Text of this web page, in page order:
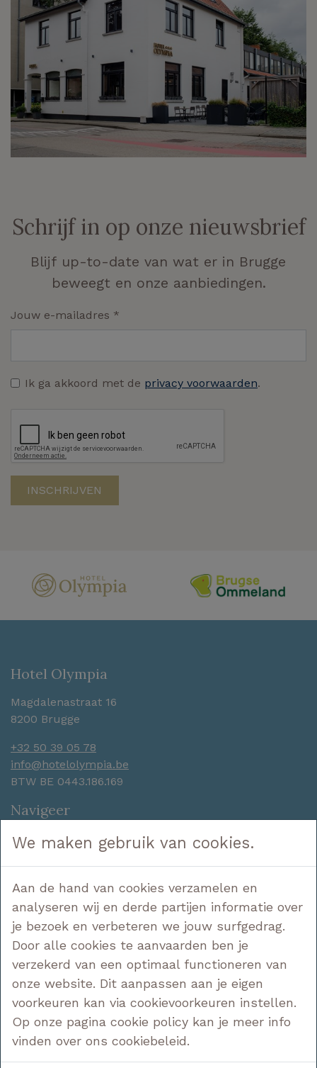
Schrijf in op onze nieuwsbrief
Blijf up-to-date van wat er in Brugge
beweegt en onze aanbiedingen.
Jouw e-mailadres *
Ik ga akkoord met de privacy voorwaarden.
Hotel Olympia
Magdalenastraat 16
8200 Brugge
+32 50 39 05 78
info@hotelolympia.be
BTW BE 0443.186.169
Navigeer
Hotel
Ontdekken
Aanbiedingen
Contact
Volg ons
Wettelijk
We maken gebruik van cookies.
Aan de hand van cookies verzamelen en
analyseren wij en derde partijen informatie over
je bezoek en verbeteren we jouw surfgedrag.
Door alle cookies te aanvaarden ben je
verzekerd van een optimaal functioneren van
onze website. Dit aanpassen aan je eigen
voorkeuren kan via cookievoorkeuren instellen.
Op onze pagina cookie policy kan je meer info
vinden over ons cookiebeleid.